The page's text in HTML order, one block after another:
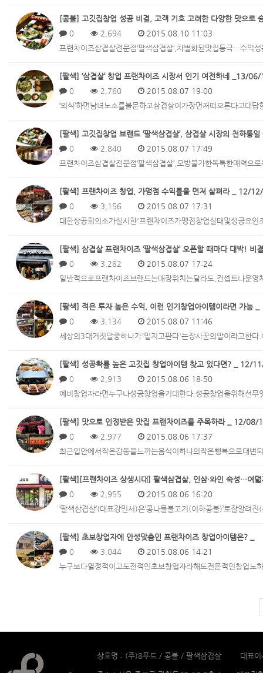
[콩불] 고깃집창업 성공 비결, 고객 기호 고려한 다양한 맛으
0
2,694
2015.08.10 11:03
프랜차이즈삼겹살전문점‘팔색삼겹살’,차별화된맛집등극…수
[팔색] ‘삼겹살’ 창업 프랜차이즈 시장서 인기 여전하네 _13/
0
2,760
2015.08.07 19:00
‘외식’하면남녀노소를불문하고삼겹살이가장먼저떠오른다고
[팔색] 고깃집창업 브랜드 ‘팔색삼겹살’, 삼겹살 시장의 천하통
0
2,840
2015.08.07 17:49
프랜차이즈삼겹살전문점‘팔색삼겹살’,모방불가한독특한매력
[팔색] 프랜차이즈 창업, 가맹점 수익률을 먼저 살펴라 _ 12/
0
3,156
2015.08.07 17:31
대한상공회의소가실시한'프랜차이즈가맹점창업실태및성공요
[팔색] 삼겹살 프랜차이즈 ‘팔색삼겹살’ 오픈할 때마다 대박!
0
3,282
2015.08.07 17:24
일반적으로프랜차이즈브랜드는매장위치는달라도,컨셉트나운
[팔색] 적은 투자 높은 수익, 이런 인기창업아이템이라면 가능
0
3,134
2015.08.07 11:46
세상의3대거짓말중하나가'밑지고판다'는장사꾼의말이라고한
[팔색] 성공확률 높은 고깃집 창업아이템 찾고 있다면? _ 12/
0
2,913
2015.08.06 18:50
예비창업자라면누구나성공창업을기대한다.성공창업을위해선
[팔색] ­맛으로 인정받은 맛집 프랜차이즈를 주목하라 _ 12/08/
0
2,977
2015.08.06 17:37
최근입안에서작은감동을느끼는음식이하나의작은행복으로대
[팔색][프랜차이즈 상생시대] 팔색삼겹살, 인삼·와인 숙성…여
0
2,955
2015.08.06 16:20
‘팔색삼겹살’(대표강민서)은‘콩나물불고기(이하콩불)’로잘알
[팔색] 초보창업자에 안성맞춤인 프랜차이즈 창업아이템은? _
0
3,044
2015.08.06 14:21
누구보다열정적이고도전적인초보창업자라해도전문적인창업
상호명 : (주)8푸드 / 콩불 / 팔색삼겹살 대표